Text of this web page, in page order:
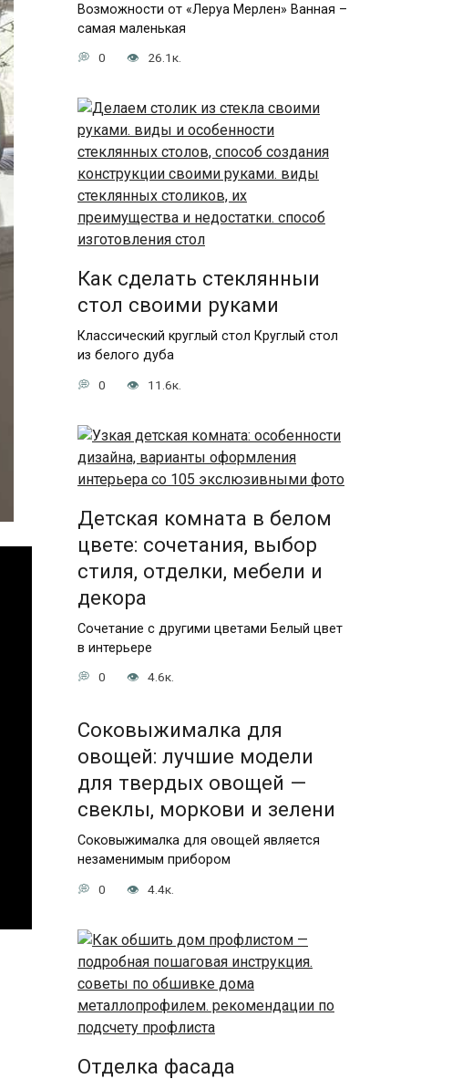
Возможности от «Леруа Мерлен» Ванная –
самая маленькая
0 26.1к.
Как сделать стеклянныи
стол своими руками
Классический круглый стол Круглый стол
из белого дуба
0 11.6к.
Детская комната в белом
цвете: сочетания, выбор
стиля, отделки, мебели и
декора
Сочетание с другими цветами Белый цвет
в интерьере
0 4.6к.
Соковыжималка для
овощей: лучшие модели
для твердых овощей —
свеклы, моркови и зелени
Соковыжималка для овощей является
незаменимым прибором
0 4.4к.
Отделка фасада